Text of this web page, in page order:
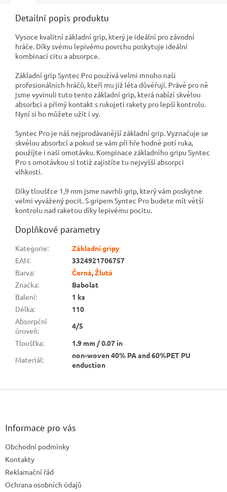
Detailní popis produktu
Vysoce kvalitní základní grip, který je ideální pro závodní
hráče. Díky svému lepivému povrchu poskytuje ideální
kombinaci citu a absorpce.
Základní grip Syntec Pro používá velmi mnoho naši
profesionálních hráčů, kteří mu již léta důvěřují. Právě pro ně
jsme vyvinuli tuto tento základní grip, která nabízí skvělou
absorbci a přímý kontakt s rukojeti rakety pro lepší kontrolu.
Nyní si ho můžete užít i vy.
Syntec Pro je náš nejprodávanější základní grip. Vyznačuje se
skvělou absorbcí a pokud se vám při hře hodně potí ruka,
použíjte i naší omotávku. Kompinace základního gripu Syntec
Pro s omotávkou si totiž zajistíte tu nejvyšší absorpci
vlhkosti.
Díky tloušťce 1,9 mm jsme navrhli grip, který vám poskytne
velmi vyvážený pocit. S gripem Syntec Pro budete mít větší
kontrolu nad raketou díky lepivému pocitu.
Doplňkové parametry
Kategorie:
Základní gripy
EAN:
3324921706757
Barva: Černá,Žlutá
Značka:
Babolat
Balení:
1 ks
Délka:
110
Absorpční
úroveň:
4/5
Tloušťka:
1.9 mm / 0.07 in
Materiál:
non-woven 40% PA and 60%PET PU
enduction
Z
Informace pro vás
Obchodní podmínky
Kontakty
Reklamační řád
Ochrana osobních údajů